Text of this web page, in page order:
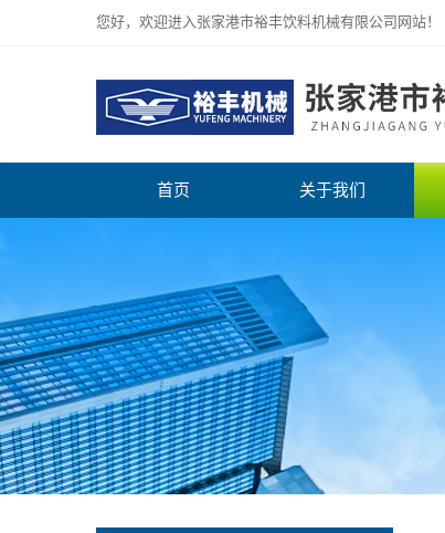
您好，欢迎进入张家港市裕丰饮料机械有限公司网站！
首页 关于我们